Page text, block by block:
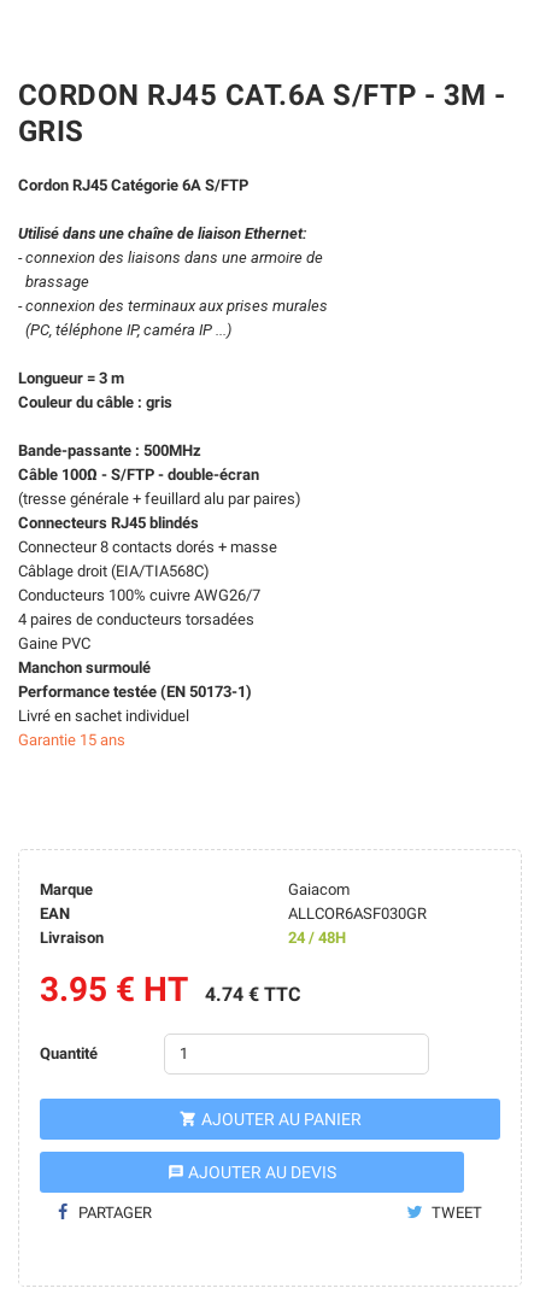
CORDON RJ45 CAT.6A S/FTP - 3M -
GRIS
Cordon RJ45 Catégorie 6A S/FTP
Utilisé dans une chaîne de liaison Ethernet:
- connexion des liaisons dans une armoire de
brassage
- connexion des terminaux aux prises murales
(PC, téléphone IP, caméra IP ...)
Longueur = 3 m
Couleur du câble : gris
Bande-passante : 500MHz
Câble 100Ω - S/FTP - double-écran
(tresse générale + feuillard alu par paires)
Connecteurs RJ45 blindés
Connecteur 8 contacts dorés + masse
Câblage droit (EIA/TIA568C)
Conducteurs 100% cuivre AWG26/7
4 paires de conducteurs torsadées
Gaine PVC
Manchon surmoulé
Performance testée (EN 50173-1)
Livré en sachet individuel
Garantie 15 ans
Marque
Gaiacom
EAN
ALLCOR6ASF030GR
Livraison
24 / 48H
3.95 € HT 4.74 € TTC
Quantité
 AJOUTER AU PANIER
message AJOUTER AU DEVIS
PARTAGER TWEET